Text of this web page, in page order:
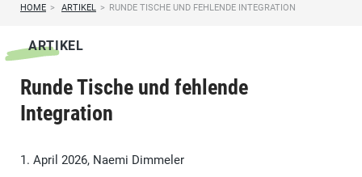
HOME > ARTIKEL > RUNDE TISCHE UND FEHLENDE INTEGRATION
ARTIKEL
Runde Tische und fehlende
Integration
1. April 2026, Naemi Dimmeler